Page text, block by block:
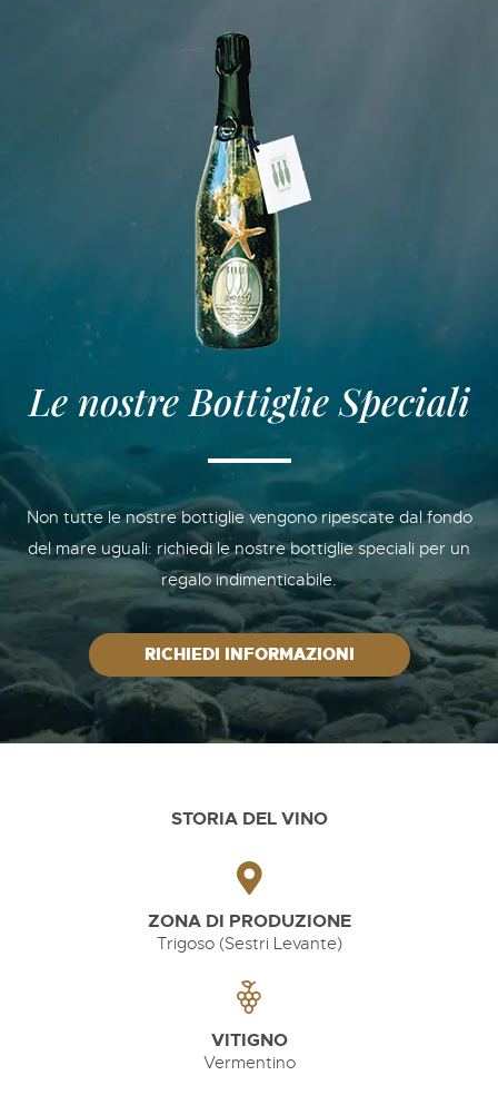
Le nostre Bottiglie Speciali
Non tutte le nostre bottiglie vengono ripescate dal fondo
del mare uguali: richiedi le nostre bottiglie speciali per un
regalo indimenticabile.
RICHIEDI INFORMAZIONI
STORIA DEL VINO
ZONA DI PRODUZIONE
Trigoso (Sestri Levante)
VITIGNO
Vermentino